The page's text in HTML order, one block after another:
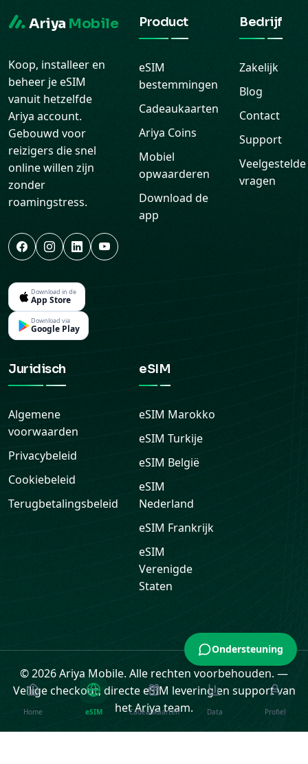
Ariya Mobile
Koop, installeer en
beheer je eSIM
vanuit hetzelfde
Ariya account.
Gebouwd voor
reizigers die snel
online willen zijn
zonder
roamingstress.
Download in de
App Store
Download via
Google Play
Product
eSIM
bestemmingen
Cadeaukaarten
Ariya Coins
Mobiel
opwaarderen
Download de
app
Bedrijf
Zakelijk
Blog
Contact
Support
Veelgestelde
vragen
Juridisch
Algemene
voorwaarden
Privacybeleid
Cookiebeleid
Terugbetalingsbeleid
eSIM
eSIM Marokko
eSIM Turkije
eSIM België
eSIM
Nederland
eSIM Frankrijk
eSIM
Verenigde
Staten
© 2026 Ariya Mobile. Alle rechten voorbehouden. —
Veilige checkout, directe eSIM levering en support van
het Ariya team.
Home eSIM Cadeaukaarten Data Profiel
Ondersteuning